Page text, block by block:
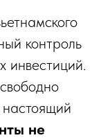
контроль
инвестиций.
не